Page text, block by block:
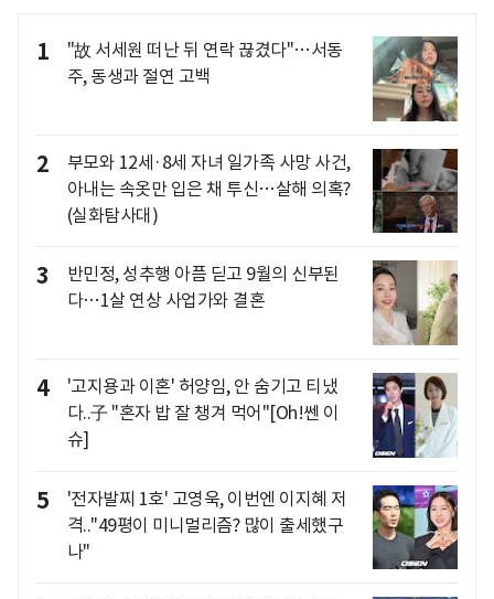
1
"故 서세원 떠난 뒤 연락 끊겼다"…서동
주, 동생과 절연 고백
2
부모와 12세·8세 자녀 일가족 사망 사건,
아내는 속옷만 입은 채 투신…살해 의혹?
(실화탐사대)
3
반민정, 성추행 아픔 딛고 9월의 신부된
다…1살 연상 사업가와 결혼
4
'고지용과 이혼' 허양임, 안 숨기고 티냈
다..子 "혼자 밥 잘 챙겨 먹어"[Oh!쎈 이
슈]
5
'전자발찌 1호' 고영욱, 이번엔 이지혜 저
격.."49평이 미니멀리즘? 많이 출세했구
나"